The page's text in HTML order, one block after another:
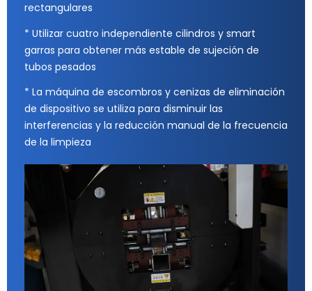
rectangulares
* Utilizar cuatro independiente cilindros y smart
garras para obtener más estable de sujeción de
tubos pesados
* La máquina de escombros y cenizas de eliminación
de dispositivo se utiliza para disminuir las
interferencias y la reducción manual de la frecuencia
de la limpieza